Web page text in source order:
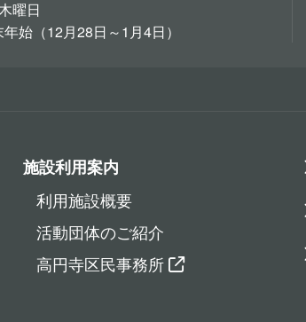
曜日
始（12月28日～1月4日）
施設利用案内
利用施設概要
活動団体のご紹介
高円寺区民事務所